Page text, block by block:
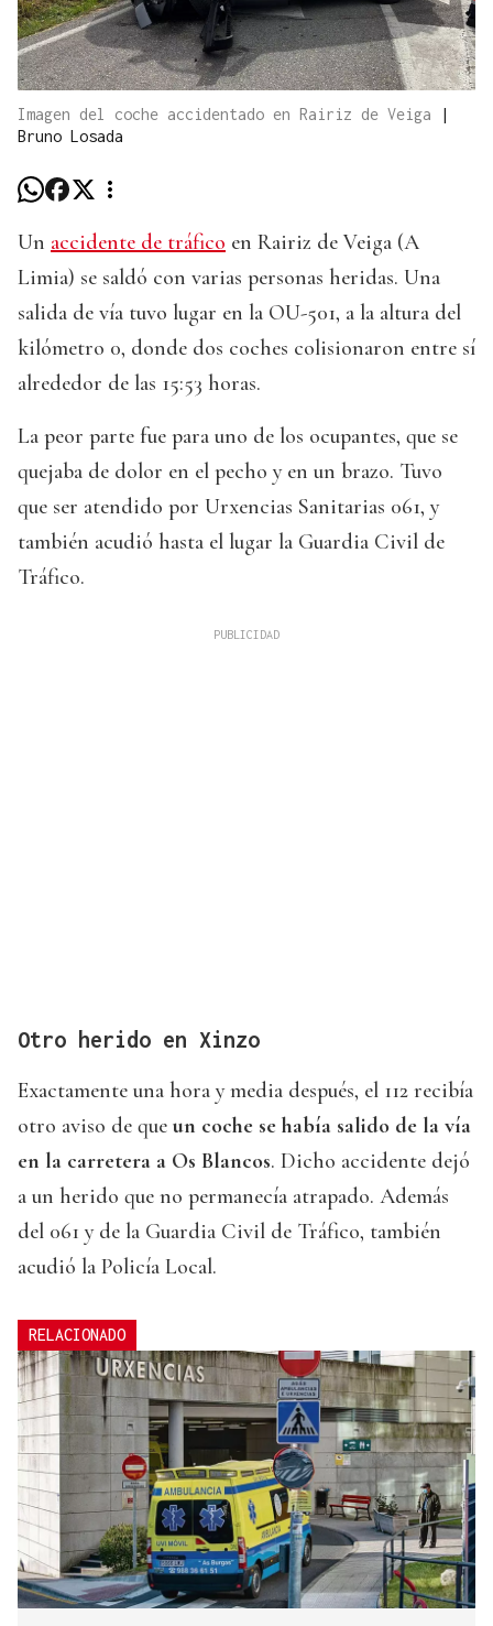
Imagen del coche accidentado en Rairiz de Veiga
|
Bruno Losada
Un accidente de tráfico en Rairiz de Veiga (A
Limia) se saldó con varias personas heridas. Una
salida de vía tuvo lugar en la OU-501, a la altura del
kilómetro 0, donde dos coches colisionaron entre sí
alrededor de las 15:53 horas.
La peor parte fue para uno de los ocupantes, que se
quejaba de dolor en el pecho y en un brazo. Tuvo
que ser atendido por Urxencias Sanitarias 061, y
también acudió hasta el lugar la Guardia Civil de
Tráfico.
Otro herido en Xinzo
Exactamente una hora y media después, el 112 recibía
otro aviso de que un coche se había salido de la vía
en la carretera a Os Blancos. Dicho accidente dejó
a un herido que no permanecía atrapado. Además
del 061 y de la Guardia Civil de Tráfico, también
acudió la Policía Local.
RELACIONADO